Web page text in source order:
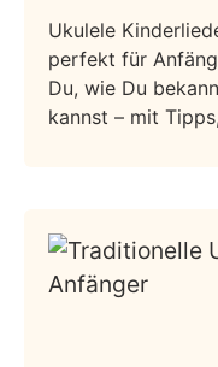
Ukulele
perfekt für
Du, wie Du
kannst – mit